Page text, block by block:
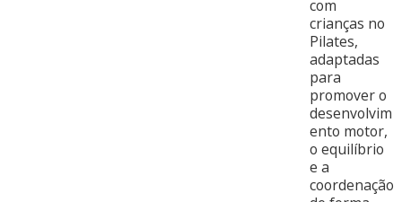
com
crianças no
Pilates,
adaptadas
para
promover o
desenvolvim
ento motor,
o equilíbrio
e a
coordenação